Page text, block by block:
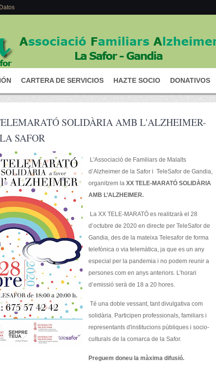
CARTERA DE SERVICIOS HAZTE SOCIO DONATIVOS
SOLIDÀRIA AMB L'ALZHEIMER-
SAFOR
L'Associació de Familiars de Malalts
d’Alzheimer de la Safor i TeleSafor de Gandia,
organitzem la XX TELE-MARATÓ SOLIDÀRIA
AMB L’ALZHEIMER.
La XX TELE-MARATÓ es realitzarà el 28
d’octubre de 2020 en directe per TeleSafor de
Gandia, des de la mateixa Telesafor de forma
telefònica o via telemàtica, ja que es un any
especial per la pandemia i no podem reunir a
persones com en anys anteriors. L’horari
d’emissió serà de 18 a 20 hores.
Té una doble vessant, tant divulgativa com
solidària. Participen professionals, familiars i
representants d'institucions públiques i socio-
culturals de la comarca de la Safor.
Preguem doneu la màxima difusió.